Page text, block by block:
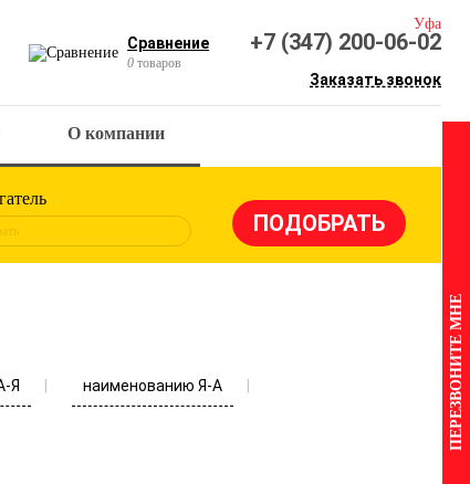
Сравнение
0 товаров
Уфа
+7 (347) 200-06-02
Заказать звонок
О компании
Я наименованию Я-А ПЕРЕЗВОНИТЕ МНЕ